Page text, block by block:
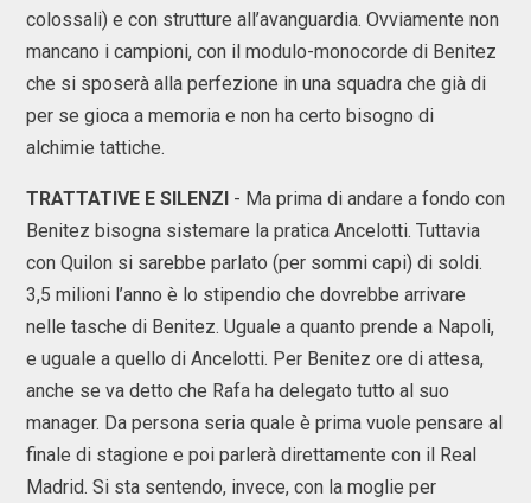
colossali) e con strutture all’avanguardia. Ovviamente non
mancano i campioni, con il modulo-monocorde di Benitez
che si sposerà alla perfezione in una squadra che già di
per se gioca a memoria e non ha certo bisogno di
alchimie tattiche.
TRATTATIVE E SILENZI - Ma prima di andare a fondo con
Benitez bisogna sistemare la pratica Ancelotti. Tuttavia
con Quilon si sarebbe parlato (per sommi capi) di soldi.
3,5 milioni l’anno è lo stipendio che dovrebbe arrivare
nelle tasche di Benitez. Uguale a quanto prende a Napoli,
e uguale a quello di Ancelotti. Per Benitez ore di attesa,
anche se va detto che Rafa ha delegato tutto al suo
manager. Da persona seria quale è prima vuole pensare al
finale di stagione e poi parlerà direttamente con il Real
Madrid. Si sta sentendo, invece, con la moglie per